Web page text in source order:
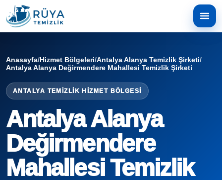
Anasayfa/Hizmet Bölgeleri/Antalya Alanya Temizlik Şirketi/
Antalya Alanya Değirmendere Mahallesi Temizlik Şirketi
ANTALYA TEMIZLIK HIZMET BÖLGESI
Antalya Alanya
Değirmendere
Mahallesi Temizlik